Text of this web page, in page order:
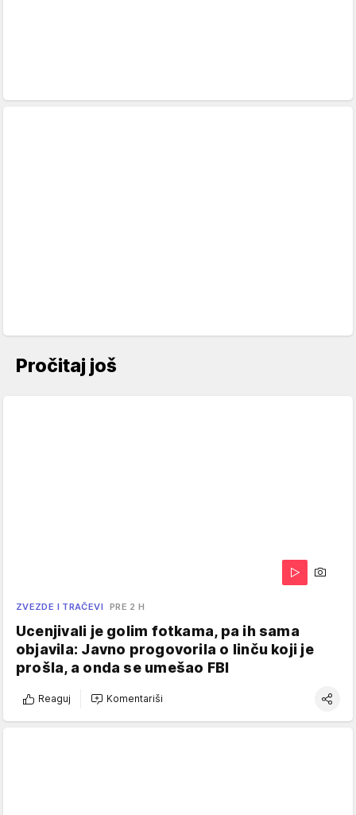
Pročitaj još
ZVEZDE I TRAČEVI PRE 2 H
Ucenjivali je golim fotkama, pa ih sama
objavila: Javno progovorila o linču koji je
prošla, a onda se umešao FBI
Reaguj Komentariši